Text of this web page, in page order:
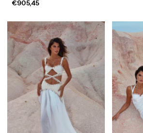
€905,45